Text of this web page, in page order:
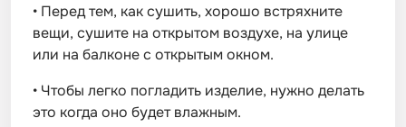
• Перед тем, как сушить, хорошо встряхните
вещи, сушите на открытом воздухе, на улице
или на балконе с открытым окном.
• Чтобы легко погладить изделие, нужно делать
это когда оно будет влажным.